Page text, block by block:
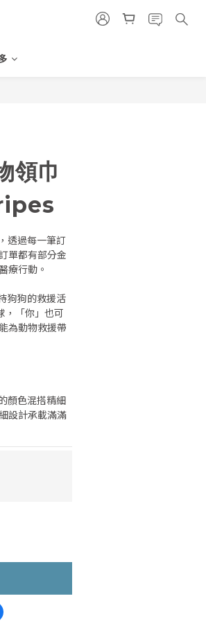
領巾
透過每一筆訂
單都有部分金
療行動。
狗狗的救援活
，「你」也可
為動物救援帶
顏色混搭精細
設計承載滿滿